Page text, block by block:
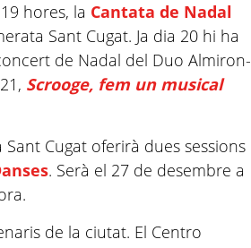
hores, la Cantata de Nadal
Sant Cugat. Ja dia 20 hi ha
de Nadal del DuoAlmiron-
Scrooge, fem un musical
Cugat oferirà dues sessions
. Serà el 27 de desembre a
de la ciutat. El Centro